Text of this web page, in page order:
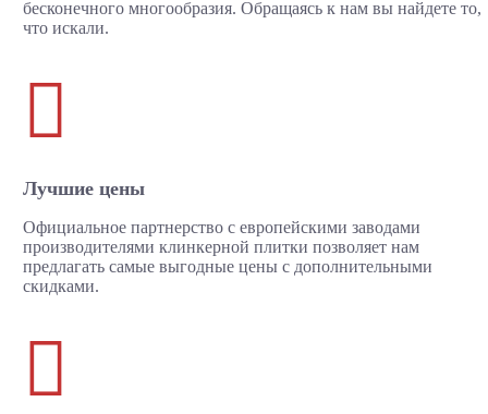
бесконечного многообразия. Обращаясь к нам вы найдете то,
что искали.

Лучшие цены
Официальное партнерство с европейскими заводами
производителями клинкерной плитки позволяет нам
предлагать самые выгодные цены с дополнительными
скидками.
